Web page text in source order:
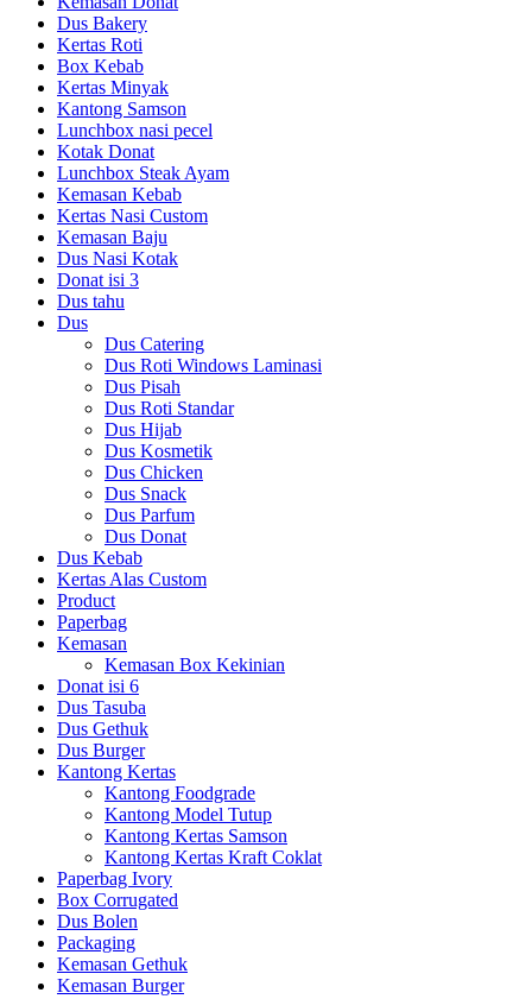
Dus Bakery
Kertas Roti
Box Kebab
Kertas Minyak
Kantong Samson
Lunchbox nasi pecel
Kotak Donat
Lunchbox Steak Ayam
Kemasan Kebab
Kertas Nasi Custom
Kemasan Baju
Dus Nasi Kotak
Donat isi 3
Dus tahu
Dus
Dus Catering
Dus Roti Windows Laminasi
Dus Pisah
Dus Roti Standar
Dus Hijab
Dus Kosmetik
Dus Chicken
Dus Snack
Dus Parfum
Dus Donat
Dus Kebab
Kertas Alas Custom
Product
Paperbag
Kemasan
Kemasan Box Kekinian
Donat isi 6
Dus Tasuba
Dus Gethuk
Dus Burger
Kantong Kertas
Kantong Foodgrade
Kantong Model Tutup
Kantong Kertas Samson
Kantong Kertas Kraft Coklat
Paperbag Ivory
Box Corrugated
Dus Bolen
Packaging
Kemasan Gethuk
Kemasan Burger